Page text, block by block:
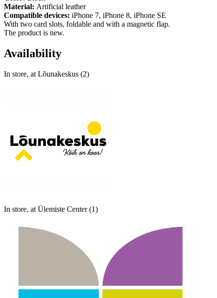
Material: Artificial leather
Compatible devices: iPhone 7, iPhone 8, iPhone SE
With two card slots, foldable and with a magnetic flap.
The product is new.
Availability
In store, at Lõunakeskus (2)
In store, at Ülemiste Center (1)